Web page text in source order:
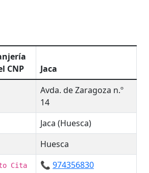
CNP
Jaca
Avda. de Zaragoza n.º
14
Jaca (Huesca)
Huesca
Cita
📞 974356830